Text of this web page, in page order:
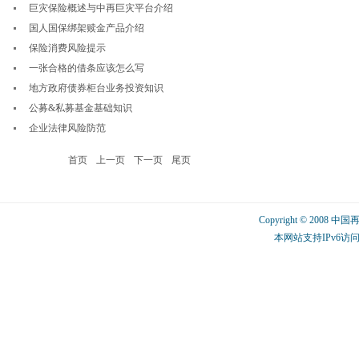
巨灾保险概述与中再巨灾平台介绍
国人国保绑架赎金产品介绍
保险消费风险提示
一张合格的借条应该怎么写
地方政府债券柜台业务投资知识
公募&私募基金基础知识
企业法律风险防范
首页 上一页 下一页 尾页
Copyright © 2008 中国
本网站支持IPv6访